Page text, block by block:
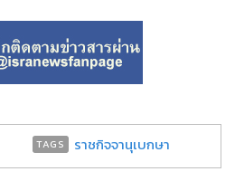
TAGS ราชกิจจานุเบกษา